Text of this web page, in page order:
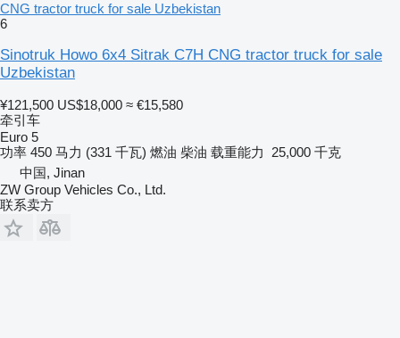
CNG tractor truck for sale Uzbekistan
6
Sinotruk Howo 6x4 Sitrak C7H CNG tractor truck for sale
Uzbekistan
¥121,500 US$18,000 ≈ €15,580
牵引车
Euro 5
功率 450 马力 (331 千瓦) 燃油 柴油 载重能力
25,000 千克
中国, Jinan
ZW Group Vehicles Co., Ltd.
联系卖方